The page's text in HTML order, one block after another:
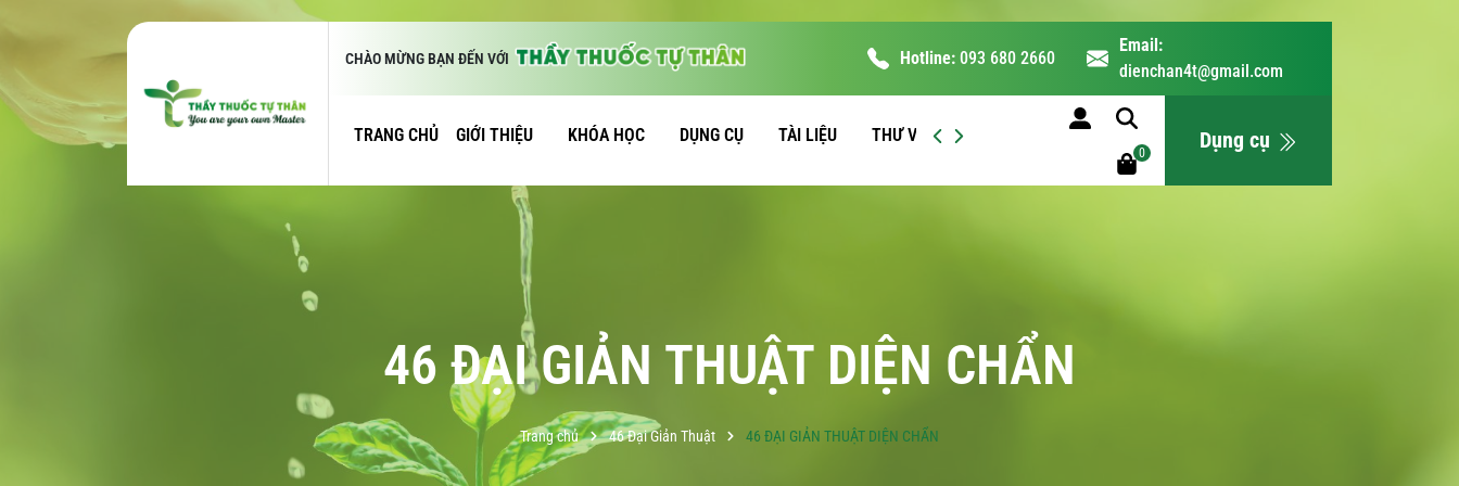
CHÀO MỪNG BẠN ĐẾN VỚI Hotline: 093 680 2660
Email:
dienchan4t@gmail.com
TRANG CHỦ GIỚI THIỆU KHÓA HỌC DỤNG CỤ TÀI LIỆU THƯ VIỆN
0 Dụng cụ
46 ĐẠI GIẢN THUẬT DIỆN CHẨN
Trang chủ 46 Đại Giản Thuật 46 ĐẠI GIẢN THUẬT DIỆN CHẨN